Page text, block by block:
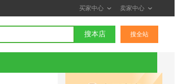
买家中心 卖家中心
搜本店 搜全站